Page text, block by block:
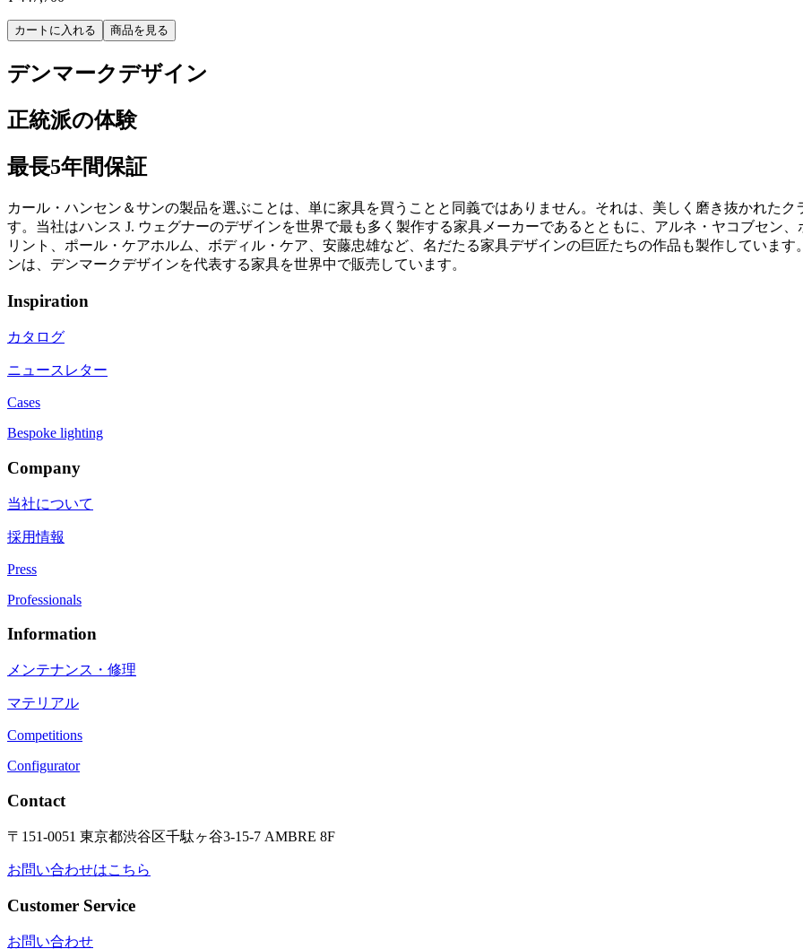
カートに入れる 商品を見る
デンマークデザイン
正統派の体験
最長5年間保証
カール・ハンセン＆サンの製品を選ぶことは、単に家具を買うことと同義ではありません。それは、美しく磨き抜かれた
す。当社はハンス J. ウェグナーのデザインを世界で最も多く製作する家具メーカーであるとともに、アルネ・ヤコブセン
リント、ポール・ケアホルム、ボディル・ケア、安藤忠雄など、名だたる家具デザインの巨匠たちの作品も製作していま
ンは、デンマークデザインを代表する家具を世界中で販売しています。
Inspiration
カタログ
ニュースレター
Cases
Bespoke lighting
Company
当社について
採用情報
Press
Professionals
Information
メンテナンス・修理
マテリアル
Competitions
Configurator
Contact
〒151-0051 東京都渋谷区千駄ヶ谷3-15-7 AMBRE 8F
お問い合わせはこちら
Customer Service
お問い合わせ